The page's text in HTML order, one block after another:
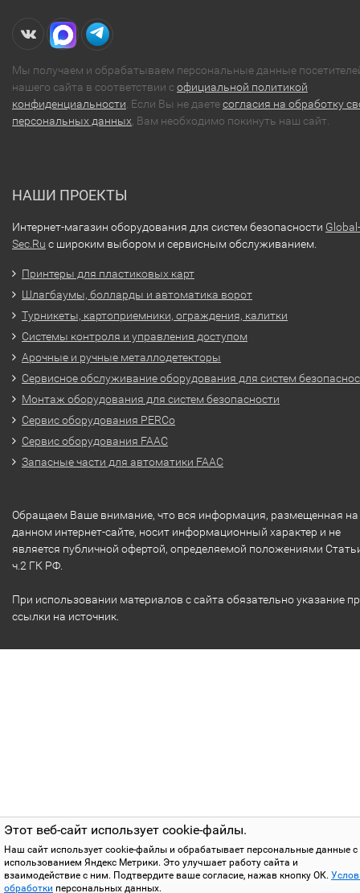
Этот веб-сайт использует cookie-файлы.
Наш сайт использует cookie-файлы и обрабатывает персональные данные с
использованием Яндекс Метрики. Это улучшает работу сайта и
взаимодействие с ним. Подтвердите ваше согласие, нажав кнопку ОК.
обработки персональных данных.
Мы получаем и обрабатываем персональные данные
нашего сайта в соответствии софициальной политикой
конфиденциальности . Если Вы не даетесогласия на обработку
персональных данных , Вам необходимо покинуть наш сайт.
НАШИ ПРОЕКТЫ
Интернет-магазин оборудования для систем безопасности Global-
Sec.Ru с широким выбором и сервисным обслуживанием.
Принтеры для пластиковых карт
Шлагбаумы, болларды и автоматика ворот
Турникеты, картоприемники, ограждения, калитки
Системы контроля и управления доступом
Арочные и ручные металлодетекторы
Сервисное обслуживание оборудования для систем
Монтаж оборудования для систем безопасности
Сервис оборудования PERCo
Сервис оборудования FAAC
Запасные части для автоматики FAAC
Обращаем Ваше внимание, что вся информация, размещенная на
данном интернет-сайте, носит информационный характер и не
является публичной офертой, определяемой положениями
ч.2 ГК РФ.
При использовании материалов с сайта обязательно указание
ссылки на источник.